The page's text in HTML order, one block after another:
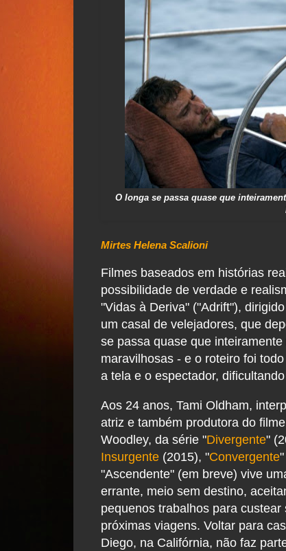
O longa se passa quase que
Mirtes Helena Scalioni
Filmes baseados em histórias
possibilidade de verdade e
"Vidas à Deriva" ("Adrift"),
um casal de velejadores, que
se passa quase que
maravilhosas - e o roteiro foi
a tela e o espectador,
Aos 24 anos, Tami Oldham,
atriz e também produtora do
Woodley, da série "Divergente"
Insurgente (2015), "Convergente
"Ascendente" (em breve) vive
errante, meio sem destino,
pequenos trabalhos para custear
próximas viagens. Voltar para
Diego, na Califórnia, não faz